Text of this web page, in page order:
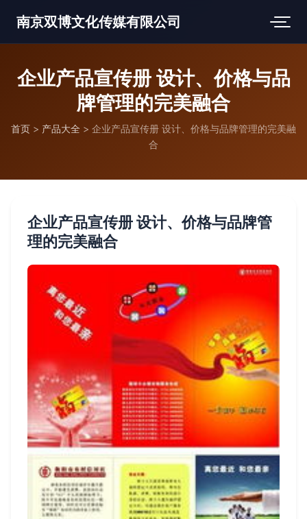
南京双博文化传媒有限公司
企业产品宣传册 设计、价格与品
牌管理的完美融合
首页 > 产品大全 > 企业产品宣传册 设计、价格与品牌管理的完美融
合
企业产品宣传册 设计、价格与品牌管
理的完美融合